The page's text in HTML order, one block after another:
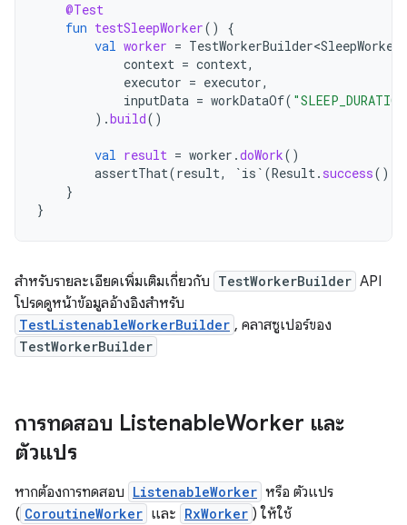
@Test
fun testSleepWorker()
{
val worker = TestWorkerBuilder<SleepWorker>
context = context,
executor = executor,
inputData = workDataOf(
).build()
val result = worker .doWork()
assertThat(result, `is` (Result. success()))
}
}
สำหรับรายละเอียดเพิ่มเติมเกี่ยวกับ TestWorkerBuilder API
โปรดดูหน้าข้อมูลอ้างอิงสำหรับ
TestListenableWorkerBuilder , คลาสซูเปอร์ของ
TestWorkerBuilder
การทดสอบ ListenableWorker และ
ตัวแปร
หากต้องการทดสอบ ListenableWorker หรือ ตัวแปร
( CoroutineWorker และ RxWorker ) ให้ใช้